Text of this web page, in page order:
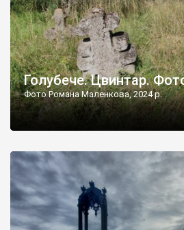
Голубече. Цвинтар.
Фото Романа Маленкова, 2024 р.